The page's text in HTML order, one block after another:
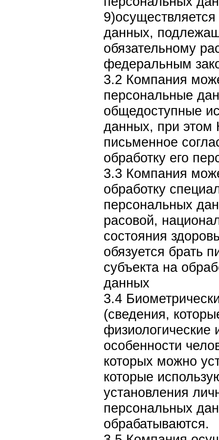
данных,
обязательному
федеральным
3.2 Компания
персональные
общедоступные
данных, при этом
письменное
обработку его
3.3 Компания
обработку
персональных
расовой,
состояния
обязуется брать
субъекта на
данных
3.4
(сведения,
физиологические
особенности
которых можно
которые
установления
персональных
обрабатываются.